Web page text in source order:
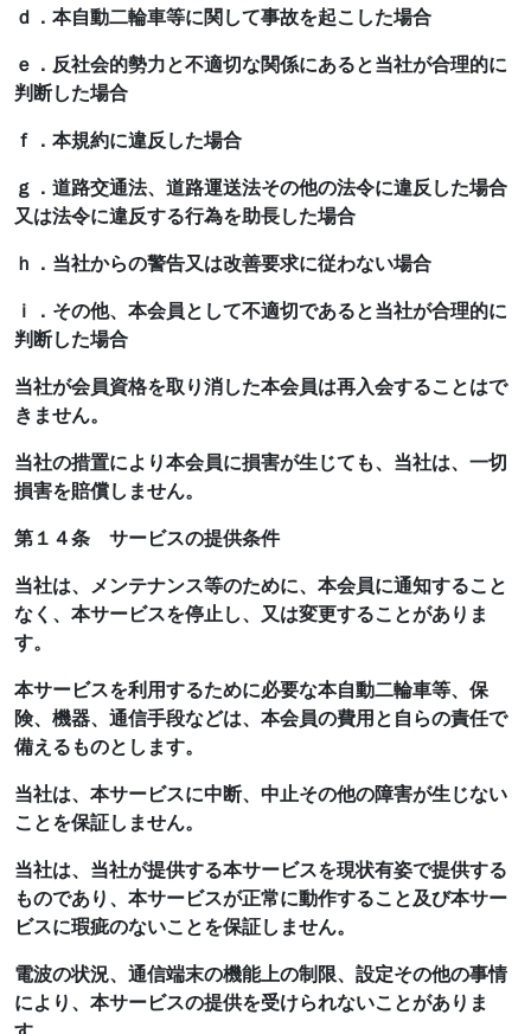
ｄ．本自動二輪車等に関して事故を起こした場合
ｅ．反社会的勢力と不適切な関係にあると当社が合理的に
判断した場合
ｆ．本規約に違反した場合
ｇ．道路交通法、道路運送法その他の法令に違反した場合
又は法令に違反する行為を助長した場合
ｈ．当社からの警告又は改善要求に従わない場合
ｉ．その他、本会員として不適切であると当社が合理的に
判断した場合
当社が会員資格を取り消した本会員は再入会することはで
きません。
当社の措置により本会員に損害が生じても、当社は、一切
損害を賠償しません。
第１４条 サービスの提供条件
当社は、メンテナンス等のために、本会員に通知すること
なく、本サービスを停止し、又は変更することがありま
す。
本サービスを利用するために必要な本自動二輪車等、保
険、機器、通信手段などは、本会員の費用と自らの責任で
備えるものとします。
当社は、本サービスに中断、中止その他の障害が生じない
ことを保証しません。
当社は、当社が提供する本サービスを現状有姿で提供する
ものであり、本サービスが正常に動作すること及び本サー
ビスに瑕疵のないことを保証しません。
電波の状況、通信端末の機能上の制限、設定その他の事情
により、本サービスの提供を受けられないことがありま